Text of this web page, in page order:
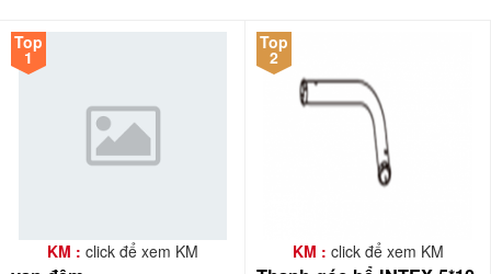
Top
1
KM : click để xem KM
Top
2
KM : click để xem KM